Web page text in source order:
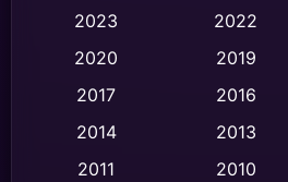
Classic หนังคลาสสิก
Comedy ตลก
2023
2022
2020
2019
2017
2016
2014
2013
2011
2010